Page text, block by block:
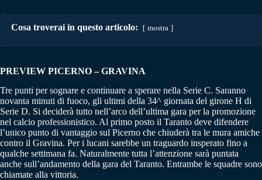
Cosa troverai in questo articolo: mostra
PREVIEW PICERNO – GRAVINA
Tre punti per sognare e continuare a sperare nella Serie C. Saranno
novanta minuti di fuoco, gli ultimi della 34^ giornata del girone H di
Serie D. Si deciderà tutto nell’arco dell’ultima gara per la promozione
nel calcio professionistico. Al primo posto il Taranto deve difendere
l’unico punto di vantaggio sul Picerno che chiuderà tra le mura amiche
contro il Gravina. Per i lucani sarebbe un traguardo insperato fino a
qualche settimana fa. Naturalmente tutta l’attenzione sarà puntata
anche sull’andamento della gara del Taranto. Entrambe le squadre sono
chiamate alla vittoria.